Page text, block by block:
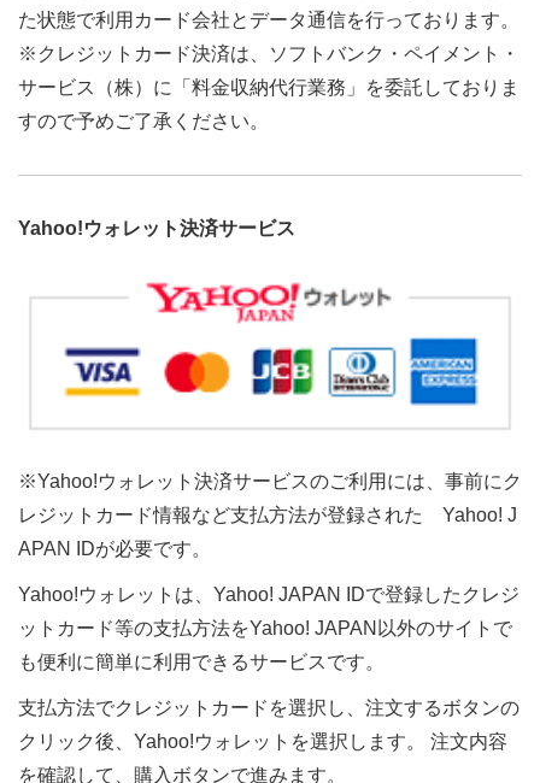
た状態で利用カード会社とデータ通信を行っております。
※クレジットカード決済は、ソフトバンク・ペイメント・
サービス（株）に「料金収納代行業務」を委託しておりま
すので予めご了承ください。
Yahoo!ウォレット決済サービス
※Yahoo!ウォレット決済サービスのご利用には、事前にク
レジットカード情報など支払方法が登録された Yahoo! J
APAN IDが必要です。
Yahoo!ウォレットは、Yahoo! JAPAN IDで登録したクレジ
ットカード等の支払方法をYahoo! JAPAN以外のサイトで
も便利に簡単に利用できるサービスです。
支払方法でクレジットカードを選択し、注文するボタンの
クリック後、Yahoo!ウォレットを選択します。 注文内容
を確認して、購入ボタンで進みます。